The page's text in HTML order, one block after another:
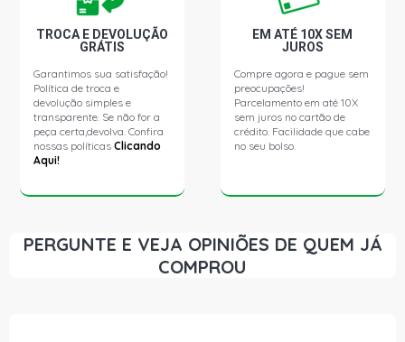
TROCA E DEVOLUÇÃO
GRÁTIS
Garantimos sua satisfação!
Política de troca e
devolução simples e
transparente. Se não for a
peça certa,devolva. Confira
nossas políticasClicando
Aqui!
EM ATÉ 10X SEM
JUROS
Compre agora e pague sem
preocupações!
Parcelamento em até 10X
sem juros no cartão de
crédito. Facilidade que cabe
no seu bolso.
PERGUNTE E VEJA OPINIÕES DE QUEM JÁ
COMPROU